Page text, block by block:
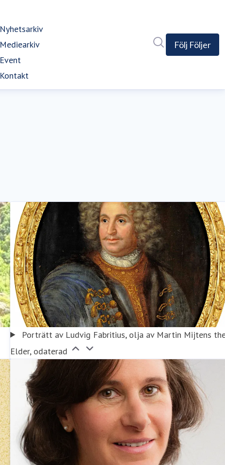
Nyhetsarkiv
Mediearkiv
Event
Kontakt
Följ Följer
Porträtt av Ludvig Fabritius, olja av Martin Mijtens
Elder, odaterad